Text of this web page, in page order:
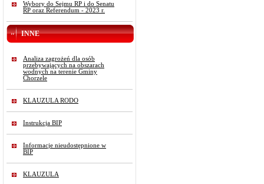
Wybory do Sejmu RP i do Senatu
RP oraz Referendum - 2023 r.
INNE
Analiza zagrożeń dla osób
przebywających na obszarach
wodnych na terenie Gminy
Chorzele
KLAUZULA RODO
Instrukcja BIP
Informacje nieudostępnione w
BIP
KLAUZULA